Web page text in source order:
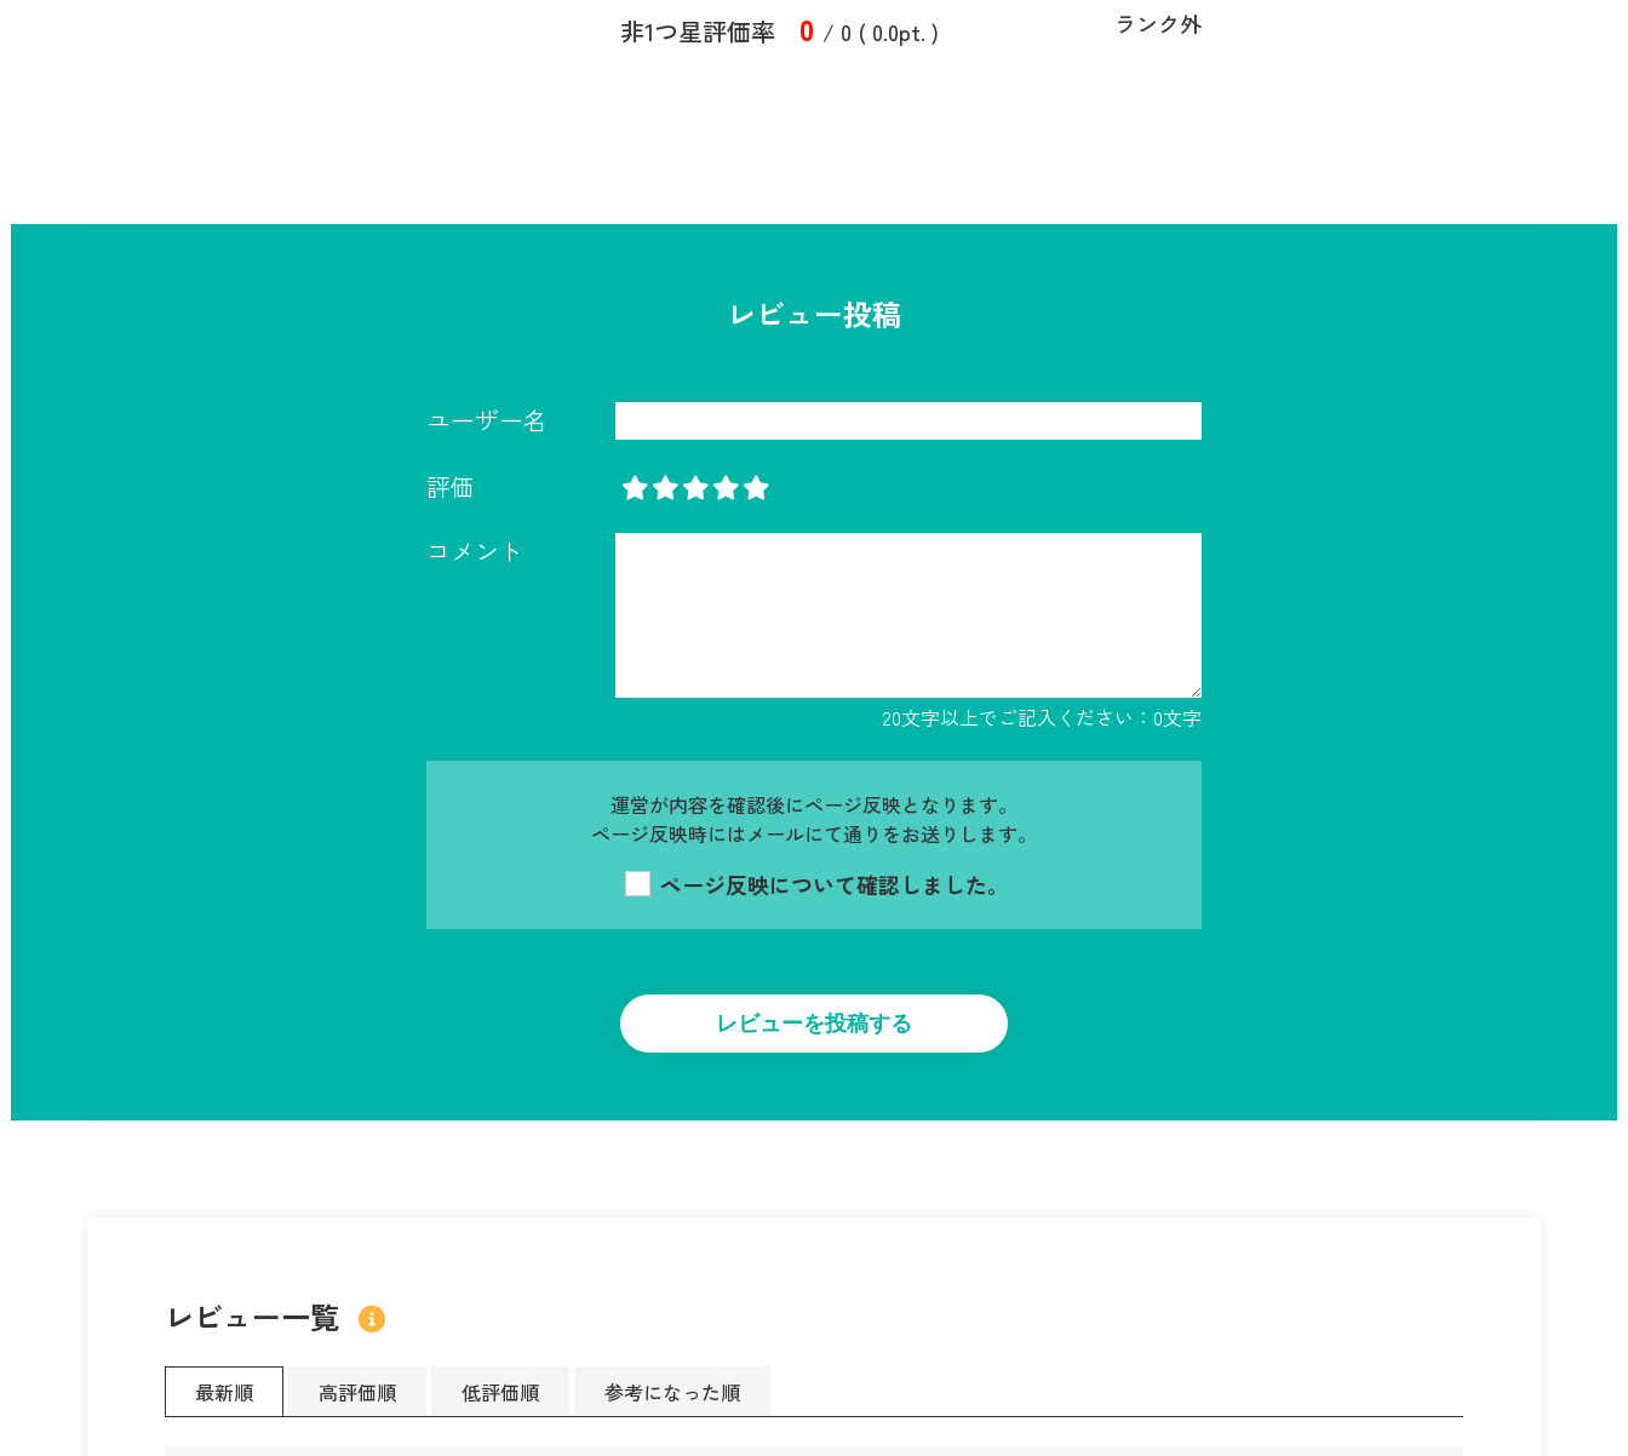
非1つ星評価率 0 / 0 ( 0.0pt. ) ランク外
レビュー投稿
ユーザー名
評価
コメント
20文字以上でご記入ください： 0文字
運営が内容を確認後にページ反映となります。
ページ反映時にはメールにて通りをお送りします。
ページ反映について確認しました。
レビュー一覧
最新順 高評価順 低評価順 参考になった順